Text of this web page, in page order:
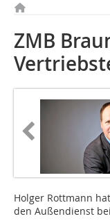
ZMB
Holger Rottmann
den Außendienst